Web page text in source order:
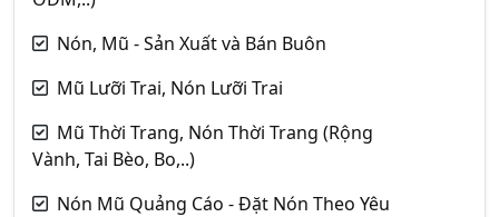
Nón, Mũ - Sản Xuất và Bán Buôn
Mũ Lưỡi Trai, Nón Lưỡi Trai
Mũ Thời Trang, Nón Thời Trang (Rộng
Vành, Tai Bèo, Bo,..)
Nón Mũ Quảng Cáo - Đặt Nón Theo Yêu